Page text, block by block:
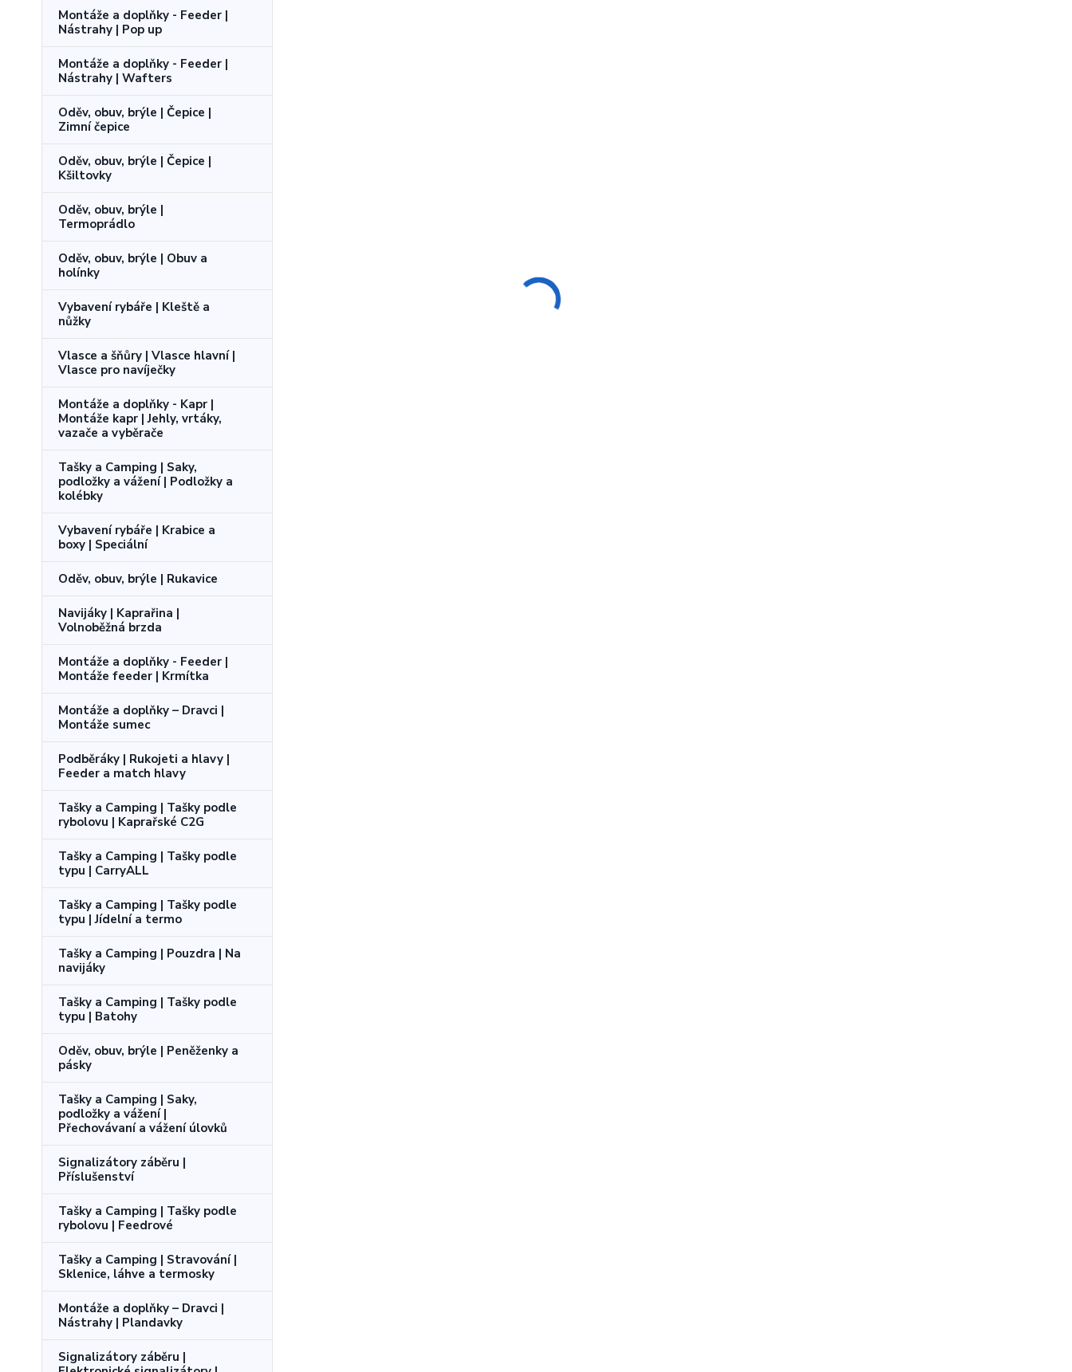
Montáže a doplňky - Feeder |
Nástrahy | Pop up
Montáže a doplňky - Feeder |
Nástrahy | Wafters
Oděv, obuv, brýle | Čepice |
Zimní čepice
Oděv, obuv, brýle | Čepice |
Kšiltovky
Oděv, obuv, brýle |
Termoprádlo
Oděv, obuv, brýle | Obuv a
holínky
Vybavení rybáře | Kleště a
nůžky
Vlasce a šňůry | Vlasce hlavní |
Vlasce pro navíječky
Montáže a doplňky - Kapr |
Montáže kapr | Jehly, vrtáky,
vazače a vyběrače
Tašky a Camping | Saky,
podložky a vážení | Podložky a
kolébky
Vybavení rybáře | Krabice a
boxy | Speciální
Oděv, obuv, brýle | Rukavice
Navijáky | Kaprařina |
Volnoběžná brzda
Montáže a doplňky - Feeder |
Montáže feeder | Krmítka
Montáže a doplňky – Dravci |
Montáže sumec
Podběráky | Rukojeti a hlavy |
Feeder a match hlavy
Tašky a Camping | Tašky podle
rybolovu | Kaprařské C2G
Tašky a Camping | Tašky podle
typu | CarryALL
Tašky a Camping | Tašky podle
typu | Jídelní a termo
Tašky a Camping | Pouzdra | Na
navijáky
Tašky a Camping | Tašky podle
typu | Batohy
Oděv, obuv, brýle | Peněženky a
pásky
Tašky a Camping | Saky,
podložky a vážení |
Přechovávaní a vážení úlovků
Signalizátory záběru |
Příslušenství
Tašky a Camping | Tašky podle
rybolovu | Feedrové
Tašky a Camping | Stravování |
Sklenice, láhve a termosky
Montáže a doplňky – Dravci |
Nástrahy | Plandavky
Signalizátory záběru |